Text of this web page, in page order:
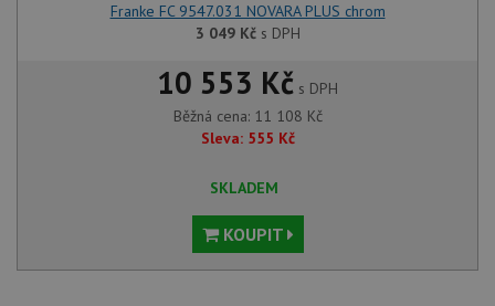
Franke FC 9547.031 NOVARA PLUS chrom
3 049 Kčs DPH
10 553 Kč s DPH
Běžná cena: 11 108 Kč
Sleva: 555 Kč
SKLADEM
KOUPIT